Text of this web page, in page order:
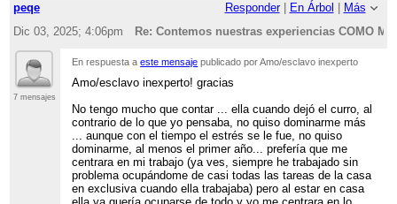
peqe Responder| En Árbol
Más
Dic 03, 2025; 4:06pm
Re: Contemos nuestras experiencias COMO MI
7 mensajes
En respuesta aeste mensaje publicado por Amo/esclavo inexperto
Amo/esclavo inexperto! gracias
No tengo mucho que contar ... ella cuando dejó el curro, al
contrario de lo que yo pensaba, no quiso dominarme más
... aunque con el tiempo el estrés se le fue, no quiso
dominarme, al menos el primer año... prefería que me
centrara en mi trabajo (ya ves, siempre he trabajado sin
problema ocupándome de casi todas las tareas de la casa
en exclusiva cuando ella trabajaba) pero al estar en casa